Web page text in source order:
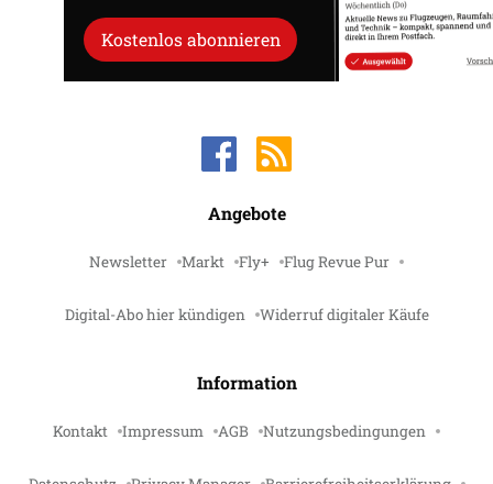
Kostenlos abonnieren
Angebote
Newsletter Markt Fly+ Flug Revue Pur
Digital-Abo hier kündigen Widerruf digitaler Käufe
Information
Kontakt Impressum AGB Nutzungsbedingungen